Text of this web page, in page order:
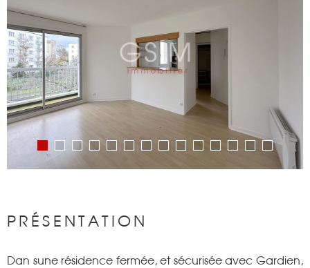
PRÉSENTATION
Dan sune résidence fermée, et sécurisée avec Gardien,